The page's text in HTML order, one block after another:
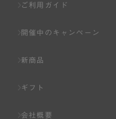
ご利用ガイド
開催中のキャンペーン
新商品
ギフト
会社概要